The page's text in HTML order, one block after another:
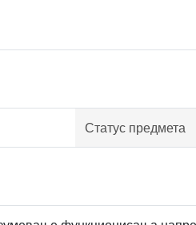
Статус предмета